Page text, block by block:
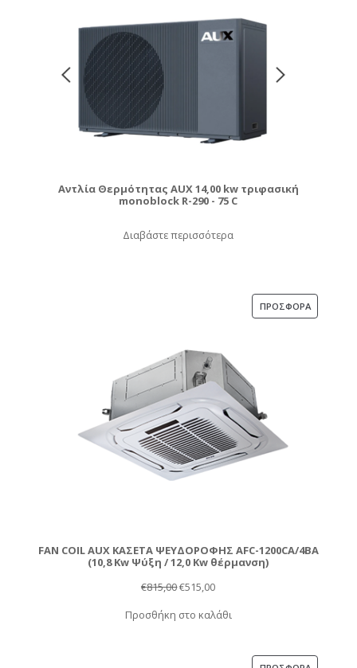
Αντλία Θερμότητας AUX 14,00 kw τριφασική
monoblock R-290 - 75 C
Διαβάστε περισσότερα
ΠΡΟΣΦΟΡΆΠΡΟΪΌΝ
FAN COIL AUX ΚΑΣΕΤΑ ΨΕΥΔΟΡΟΦΗΣ AFC-1200CA/4BA
(10,8 Kw Ψύξη / 12,0 Kw θέρμανση)
€815,00Original
was:
€515,00Η
τιμή
€515,00.
Προσθήκη στο καλάθι